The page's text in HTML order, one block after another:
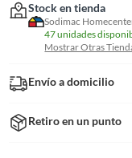
Stock en tienda
Sodimac
47 unidades
Mostrar Otras
Envío a domicilio
Retiro en un punto